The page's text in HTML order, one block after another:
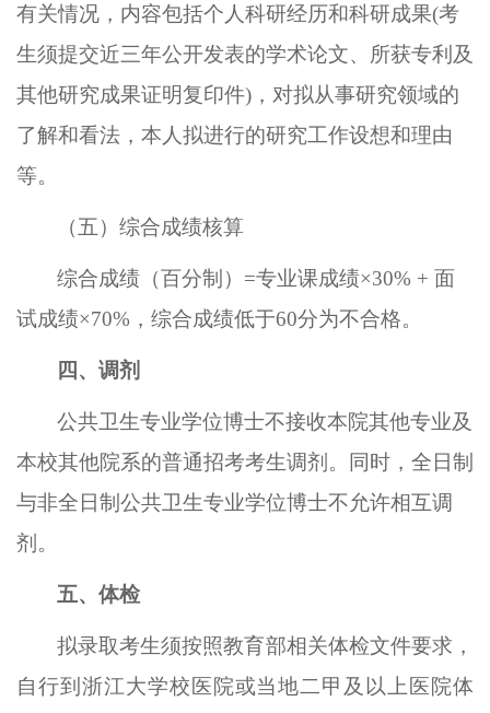
有关情况，内容包括个人科研经历和科研成果(考
生须提交近三年公开发表的学术论文、所获专利及
其他研究成果证明复印件)，对拟从事研究领域的
了解和看法，本人拟进行的研究工作设想和理由
等。
（五）综合成绩核算
综合成绩（百分制） =专业课成绩×30% + 面
试成绩×70%，综合成绩低于60分为不合格。
四、调剂
公共卫生专业学位博士不接收本院其他专业及
本校其他院系的普通招考考生调剂。同时，全日制
与非全日制公共卫生专业学位博士不允许相互调
剂。
五、体检
拟录取考生须按照教育部相关体检文件要求，
自行到浙江大学校医院或当地二甲及以上医院体